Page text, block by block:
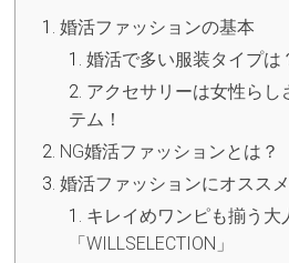
婚活ファッションの基本
婚活で多い服装タイプは
アクセサリーは女性らし
テム！
NG婚活ファッションとは？
婚活ファッションにオスス
キレイめワンピも揃う大
「WILLSELECTION」